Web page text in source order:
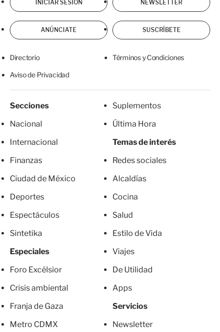
INICIAR SESIÓN NEWSLETTER
ANÚNCIATE SUSCRÍBETE
Directorio Términos y Condiciones
Aviso de Privacidad
Secciones
Nacional
Internacional
Finanzas
Ciudad de México
Deportes
Espectáculos
Sintetika
Especiales
Foro Excélsior
Crisis ambiental
Franja de Gaza
Metro CDMX
Suplementos
Última Hora
Temas de interés
Redes sociales
Alcaldías
Cocina
Salud
Estilo de Vida
Viajes
De Utilidad
Apps
Servicios
Newsletter